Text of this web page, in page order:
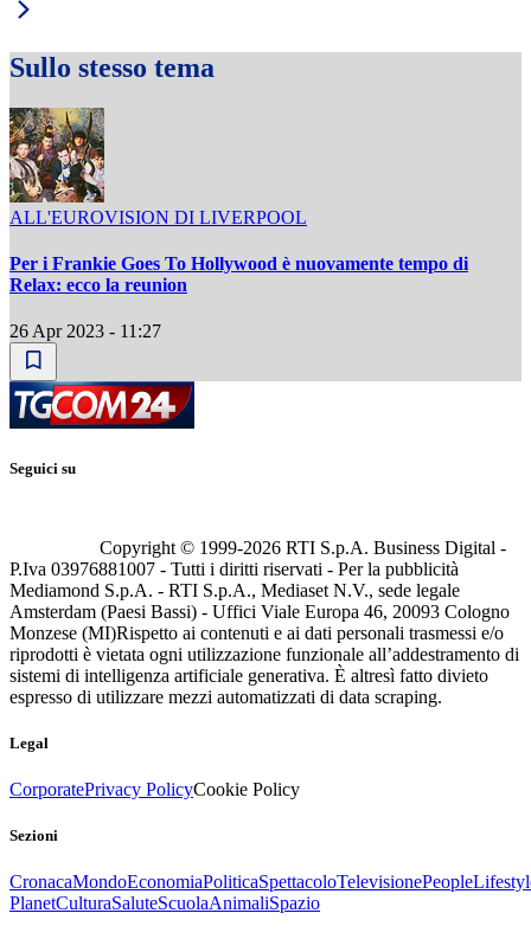
Sullo stesso tema
ALL'EUROVISION DI LIVERPOOL
Per i Frankie Goes To Hollywood è nuovamente tempo di
Relax: ecco la reunion
26 Apr 2023 - 11:27
Seguici su
Copyright © 1999-2026 RTI S.p.A. Business Digital -
P.Iva 03976881007 - Tutti i diritti riservati - Per la pubblicità
Mediamond S.p.A. - RTI S.p.A., Mediaset N.V., sede legale
Amsterdam (Paesi Bassi) - Uffici Viale Europa 46, 20093 Cologno
Monzese (MI)Rispetto ai contenuti e ai dati personali trasmessi e/o
riprodotti è vietata ogni utilizzazione funzionale all’addestramento di
sistemi di intelligenza artificiale generativa. È altresì fatto divieto
espresso di utilizzare mezzi automatizzati di data scraping.
Legal
CorporatePrivacy PolicyCookie Policy
Sezioni
CronacaMondoEconomiaPoliticaSpettacoloTelevisionePeople
PlanetCulturaSaluteScuolaAnimaliSpazio